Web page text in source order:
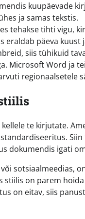
kuupäevade
ja samas tekstis.
tehakse tihti vigu,
eraldab päeva
siis tühikuid
Microsoft Word ja
regionaalsetele
te kirjutate.
dokumendis igati
sotsiaalmeedias,
stiilis on parem
on eitav, siis